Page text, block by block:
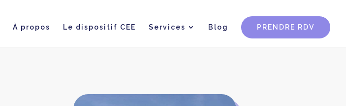
À propos Le dispositif CEE Services Blog PRENDRE RDV